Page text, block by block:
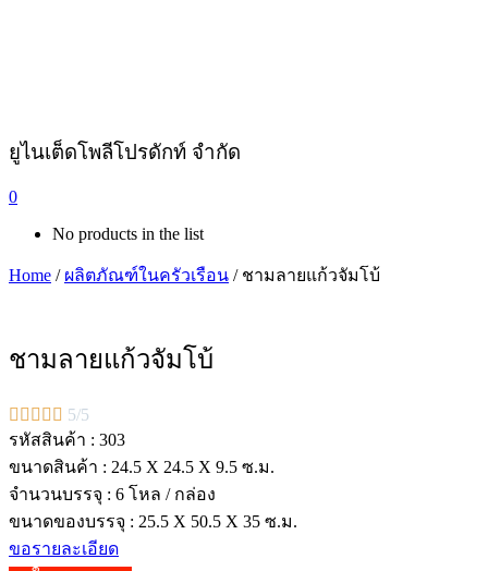
ยูไนเต็ดโพลีโปรดักท์ จำกัด
0
No products in the list
Home / ผลิตภัณฑ์ในครัวเรือน / ชามลายแก้วจัมโบ้
ชามลายแก้วจัมโบ้
     5/5
รหัสสินค้า : 303
ขนาดสินค้า : 24.5 X 24.5 X 9.5 ซ.ม.
จำนวนบรรจุ : 6 โหล / กล่อง
ขนาดของบรรจุ : 25.5 X 50.5 X 35 ซ.ม.
ขอรายละเอียด